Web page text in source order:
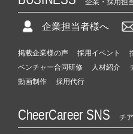
企業担当者様へ
掲載企業様の声 採用イベント
ベンチャー合同研修
人材紹介
動画制作
採用代行
CheerCareer SNS チ